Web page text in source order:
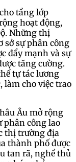
tầng lớp
hoạt động,
Những thị
sự phân công
đẩy mạnh và sự
tăng cường.
tự tác lương
làm cho việc trao
Âu mở rộng
phân công lao
thị trường địa
thành phố được
tan rã, nghề thủ